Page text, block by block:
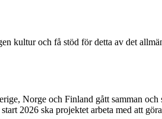
kultur och få stöd för detta av det
Norge och Finland gått samman och
2026 ska projektet arbeta med att